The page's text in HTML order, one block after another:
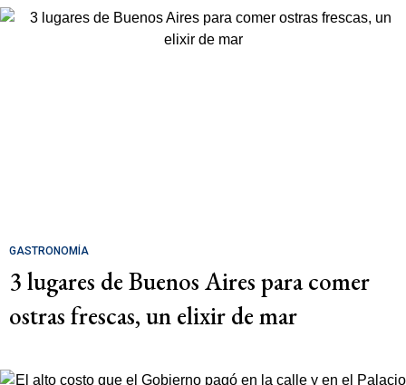
GASTRONOMÍA
3 lugares de Buenos Aires para comer
ostras frescas, un elixir de mar